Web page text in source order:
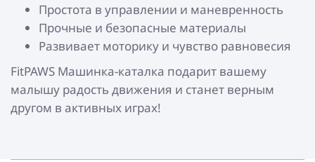
Простота в управлении и маневренность
Прочные и безопасные материалы
Развивает моторику и чувство равновесия
FitPAWS Машинка-каталка подарит вашему
малышу радость движения и станет верным
другом в активных играх!